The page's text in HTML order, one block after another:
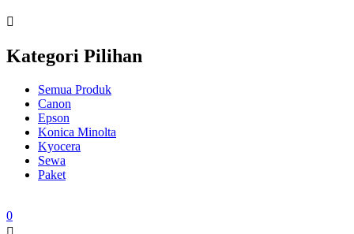
Kategori Pilihan
Semua Produk
Canon
Epson
Konica Minolta
Kyocera
Sewa
Paket
0